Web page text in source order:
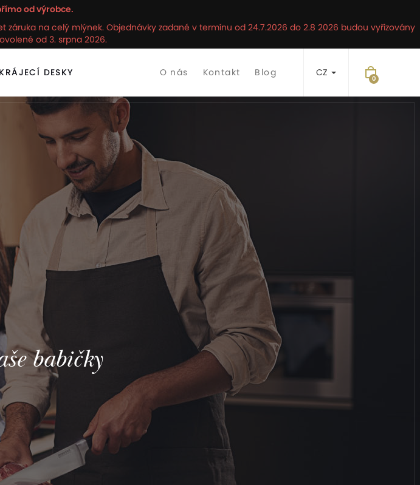
od výrobce.
na celý mlýnek. Objednávky zadané v termínu od 24.7.2026 do 2.8 2026 budou vyřizovány
od 3. srpna 2026.
KRÁJECÍ DESKY O nás Kontakt Blog CZ
babičky